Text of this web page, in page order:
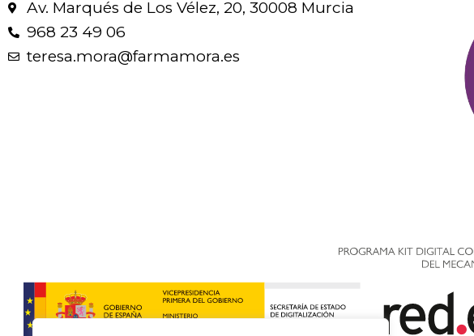
Av. Marqués de Los Vélez, 20, 30008 Murcia
968 23 49 06
teresa.mora@farmamora.es